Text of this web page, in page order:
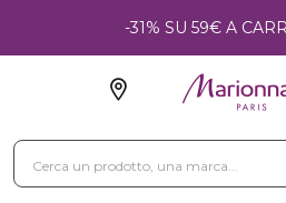
-31% SU 59€ A